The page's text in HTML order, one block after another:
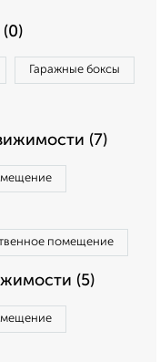
Гаражные боксы
(7)
помещение
(5)